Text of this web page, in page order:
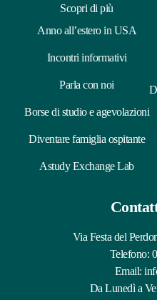
Scopri di più
Anno all’estero in USA
Incontri informativi
Parla con noi
Borse di studio e agevolazioni
Diventare famiglia ospitante
Astudy Exchange Lab
Via Festa del
Telefono:
Email:
Da Lunedì a